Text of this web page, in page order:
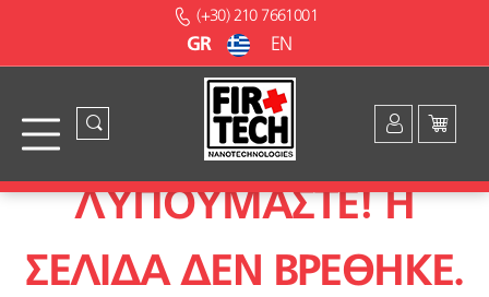
(+30) 210 7661001
GR EN
ΛΥΠΟΥΜΑΣΤΕ! H
ΣΕΛΙΔΑ ΔΕΝ ΒΡΕΘΗΚΕ.